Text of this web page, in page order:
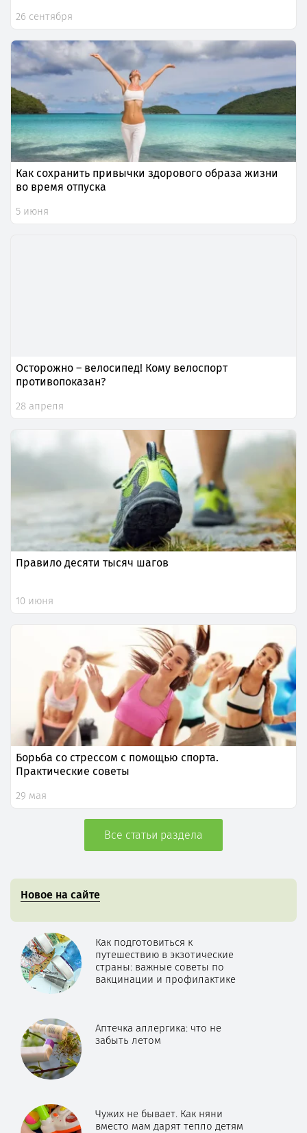
26 сентября
Как сохранить привычки здорового образа жизни
во время отпуска
5 июня
Осторожно – велосипед! Кому велоспорт
противопоказан?
28 апреля
Правило десяти тысяч шагов
10 июня
Борьба со стрессом с помощью спорта.
Практические советы
29 мая
Все статьи раздела
Новое на сайте
Как подготовиться к
путешествию в экзотические
страны: важные советы по
вакцинации и профилактике
Аптечка аллергика: что не
забыть летом
Чужих не бывает. Как няни
вместо мам дарят тепло детям